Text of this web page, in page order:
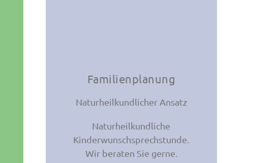
Familienplanung
Naturheilkundlicher Ansatz
Naturheilkundliche
Kinderwunschsprechstunde.
Wir beraten Sie gerne.